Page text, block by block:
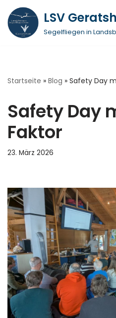
Zum
Inhalt
LSV
Segelfliegen in
Startseite » Blog » Safety Day
Safety Day
Faktor
23. März 2026